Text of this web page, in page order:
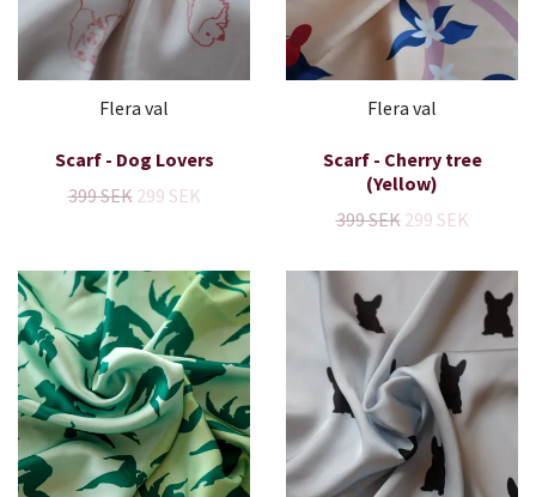
Flera val
Scarf - Dog Lovers
399 SEK 299 SEK
Flera val
Scarf - Cherry tree
(Yellow)
399 SEK 299 SEK